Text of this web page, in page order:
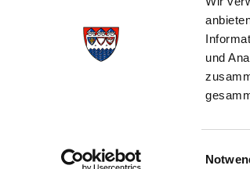
und
Gesundheit
Bildung
Kreisverwaltung Steinburg ·